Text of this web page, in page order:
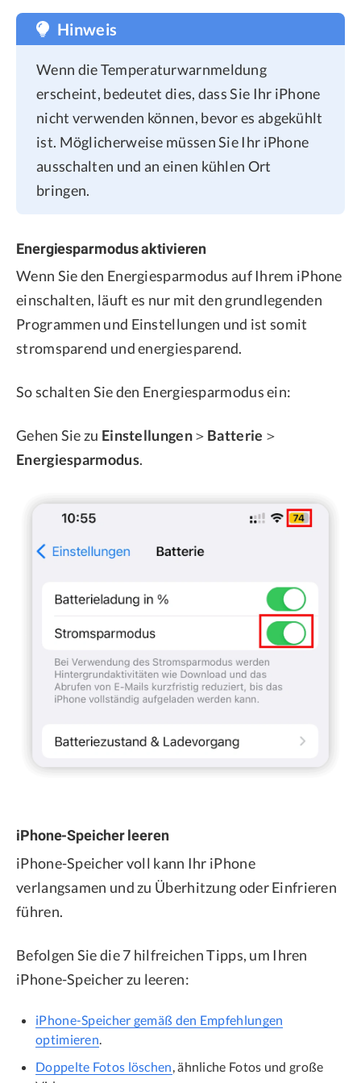
Hinweis
Wenn die Temperaturwarnmeldung
erscheint, bedeutet dies, dass Sie Ihr iPhone
nicht verwenden können, bevor es abgekühlt
ist. Möglicherweise müssen Sie Ihr iPhone
ausschalten und an einen kühlen Ort
bringen.
Energiesparmodus aktivieren
Wenn Sie den Energiesparmodus auf Ihrem iPhone
einschalten, läuft es nur mit den grundlegenden
Programmen und Einstellungen und ist somit
stromsparend und energiesparend.
So schalten Sie den Energiesparmodus ein:
Gehen Sie zu Einstellungen＞ Batterie ＞
Energiesparmodus.
iPhone-Speicher leeren
iPhone-Speicher voll kann Ihr iPhone
verlangsamen und zu Überhitzung oder Einfrieren
führen.
Befolgen Sie die 7 hilfreichen Tipps, um Ihren
iPhone-Speicher zu leeren:
iPhone-Speicher gemäß den Empfehlungen
optimieren
Doppelte Fotos löschen , ähnliche Fotos und große